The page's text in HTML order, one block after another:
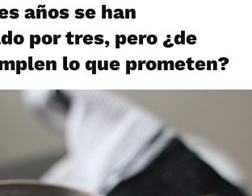
años se han
por tres, pero ¿de
lo que prometen?